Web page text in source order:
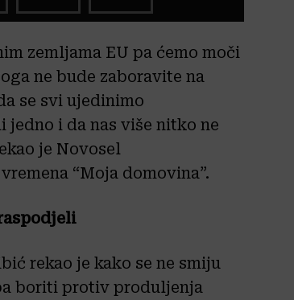
zemljama EU pa ćemo moči
ne bude zaboravite na
se svi ujedinimo
jedno i da nas više nitko ne
je Novosel
“Moja domovina”.
rekao je kako se ne smiju
boriti protiv produljenja